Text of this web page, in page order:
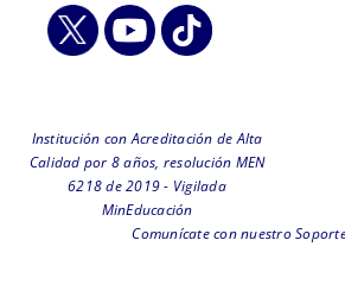
Institución con Acreditación de Alta
Calidad por 8 años, resolución MEN
6218 de 2019 - Vigilada
MinEducación
Comunícate con nuestro